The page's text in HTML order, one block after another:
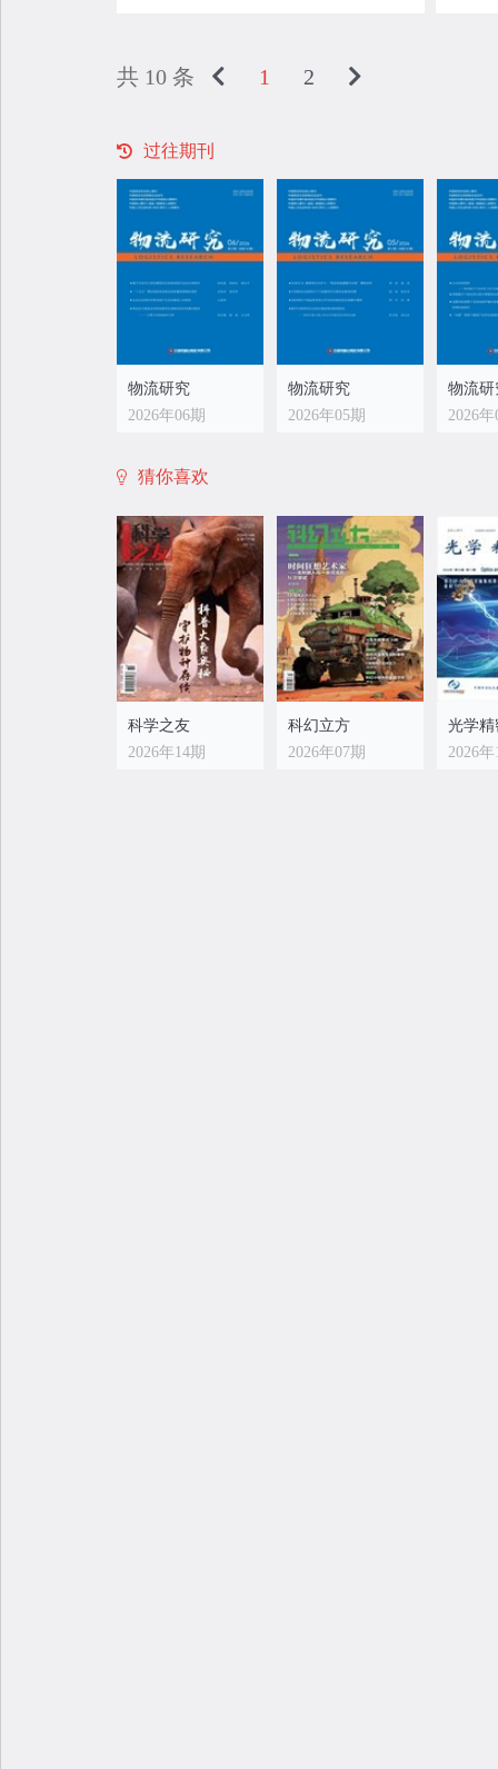
共 10 条 1 2
过往期刊
物流研究
2026年06期
物流研究
2026年05期
物流研
2026年
猜你喜欢
科学之友
2026年14期
科幻立方
2026年07期
光学
2026年